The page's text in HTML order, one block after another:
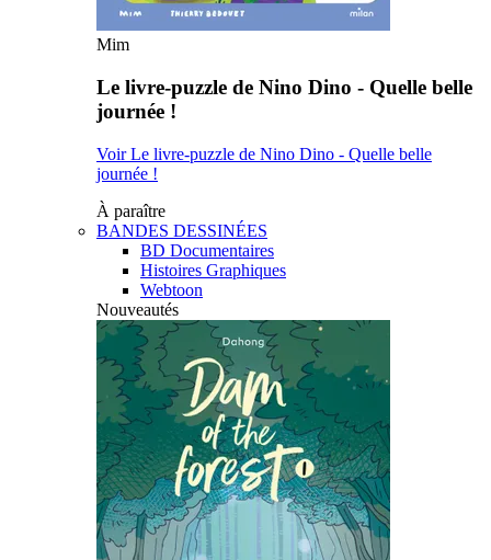
Mim
Le livre-puzzle de Nino Dino - Quelle belle
journée !
Voir Le livre-puzzle de Nino Dino - Quelle belle
journée !
À paraître
BANDES DESSINÉES
BD Documentaires
Histoires Graphiques
Webtoon
Nouveautés